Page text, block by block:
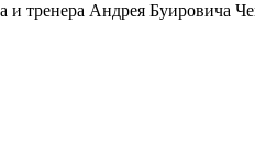
и тренера Андрея Буировича